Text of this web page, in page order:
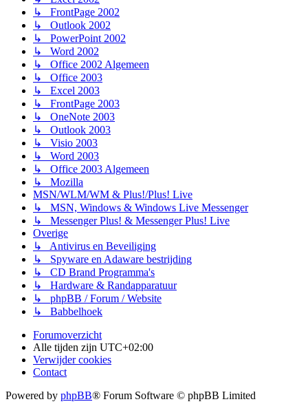
↳ FrontPage 2002
↳ Outlook 2002
↳ PowerPoint 2002
↳ Word 2002
↳ Office 2002 Algemeen
↳ Office 2003
↳ Excel 2003
↳ FrontPage 2003
↳ OneNote 2003
↳ Outlook 2003
↳ Visio 2003
↳ Word 2003
↳ Office 2003 Algemeen
↳ Mozilla
MSN/WLM/WM & Plus!/Plus! Live
↳ MSN, Windows & Windows Live Messenger
↳ Messenger Plus! & Messenger Plus! Live
Overige
↳ Antivirus en Beveiliging
↳ Spyware en Adaware bestrijding
↳ CD Brand Programma's
↳ Hardware & Randapparatuur
↳ phpBB / Forum / Website
↳ Babbelhoek
Forumoverzicht
Alle tijden zijn UTC+02:00
Verwijder cookies
Contact
Powered by phpBB® Forum Software © phpBB Limited